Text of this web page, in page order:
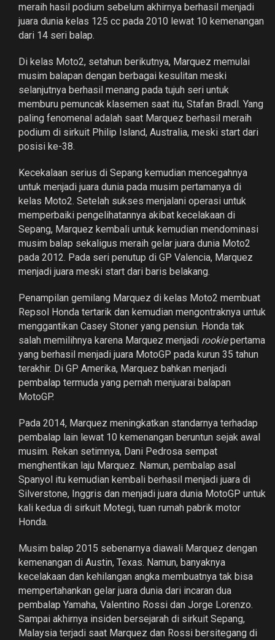
meraih hasil podium sebelum akhirnya berhasil menjadi
juara dunia kelas 125 cc pada 2010 lewat 10 kemenangan
dari 14 seri balap.
Di kelas Moto2, setahun berikutnya, Marquez memulai
musim balapan dengan berbagai kesulitan meski
selanjutnya berhasil menang pada tujuh seri untuk
memburu pemuncak klasemen saat itu, Stafan Bradl. Yang
paling fenomenal adalah saat Marquez berhasil meraih
podium di sirkuit Philip Island, Australia, meski start dari
posisi ke-38.
Kecekalaan serius di Sepang kemudian mencegahnya
untuk menjadi juara dunia pada musim pertamanya di
kelas Moto2. Setelah sukses menjalani operasi untuk
memperbaiki pengelihatannya akibat kecelakaan di
Sepang, Marquez kembali untuk kemudian mendominasi
musim balap sekaligus meraih gelar juara dunia Moto2
pada 2012. Pada seri penutup di GP Valencia, Marquez
menjadi juara meski start dari baris belakang.
Penampilan gemilang Marquez di kelas Moto2 membuat
Repsol Honda tertarik dan kemudian mengontraknya untuk
menggantikan Casey Stoner yang pensiun. Honda tak
salah memilihnya karena Marquez menjadi rookiepertama
yang berhasil menjadi juara MotoGP pada kurun 35 tahun
terakhir. Di GP Amerika, Marquez bahkan menjadi
pembalap termuda yang pernah menjuarai balapan
MotoGP.
Pada 2014, Marquez meningkatkan standarnya terhadap
pembalap lain lewat 10 kemenangan beruntun sejak awal
musim. Rekan setimnya, Dani Pedrosa sempat
menghentikan laju Marquez. Namun, pembalap asal
Spanyol itu kemudian kembali berhasil menjadi juara di
Silverstone, Inggris dan menjadi juara dunia MotoGP untuk
kali kedua di sirkuit Motegi, tuan rumah pabrik motor
Honda.
Musim balap 2015 sebenarnya diawali Marquez dengan
kemenangan di Austin, Texas. Namun, banyaknya
kecelakaan dan kehilangan angka membuatnya tak bisa
mempertahankan gelar juara dunia dari incaran dua
pembalap Yamaha, Valentino Rossi dan Jorge Lorenzo.
Sampai akhirnya insiden bersejarah di sirkuit Sepang,
Malaysia terjadi saat Marquez dan Rossi bersitegang di